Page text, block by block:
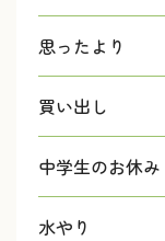
思ったより
買い出し
中学生のお休み
水やり